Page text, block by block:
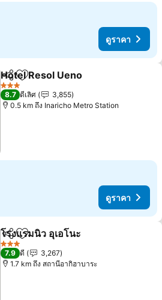
ดูราคา
แชร์ เพิ่มในรายการโปรด
Hotel Resol Ueno
3 ดาว
8.7 ดีเลิศ
3,855
0.5 km ถึง Inaricho Metro Station
ดูราคา
แชร์ เพิ่มในรายการโปรด
โรงแรมนิว อุเอโนะ
3 ดาว
7.9 ดี
3,267
1.7 km ถึง สถานีอากิฮาบาระ